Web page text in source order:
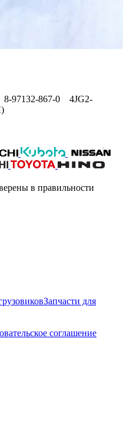
97132-867-0 4JG2-
в правильности
Запчасти для
соглашение